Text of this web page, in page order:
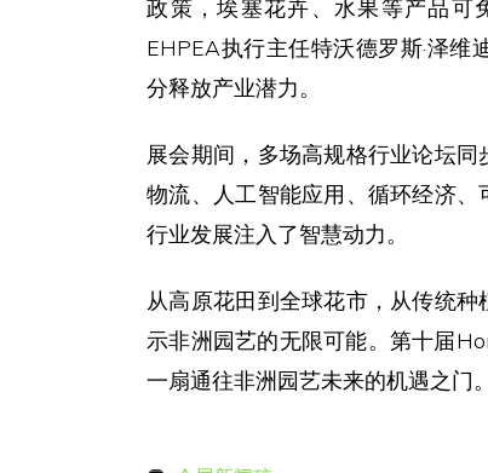
政策，埃塞花卉、水果等产品可
EHPEA执行主任特沃德罗斯·泽
分释放产业潜力。
展会期间，多场高规格行业论坛
物流、人工智能应用、循环经济
行业发展注入了智慧动力。
从高原花田到全球花市，从传统
示非洲园艺的无限可能。第十届
一扇通往非洲园艺未来的机遇之门。